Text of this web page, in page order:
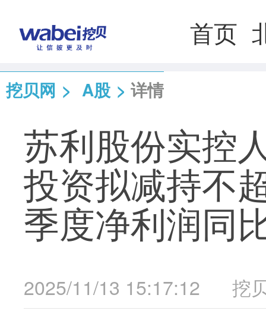
首页
挖贝网 > A股 > 详情
苏利股份实控
投资拟减持不
季度净利润同
2025/11/13 15:17:12 挖